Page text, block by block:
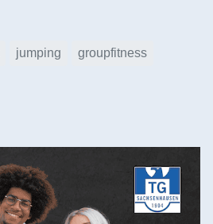
jumping groupfitness